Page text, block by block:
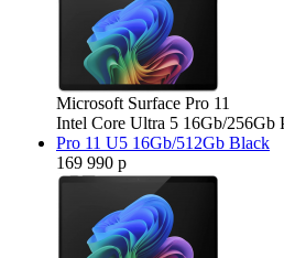
Microsoft Surface Pro 11
Intel Core Ultra 5 16Gb/256Gb
Pro 11 U5 16Gb/512Gb Black
169 990 р